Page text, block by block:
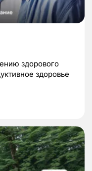
здорового
здоровье